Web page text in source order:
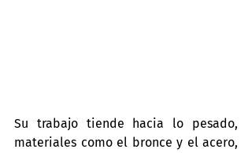
Su trabajo tiende hacia lo pesado,
materiales como el bronce y el acero,